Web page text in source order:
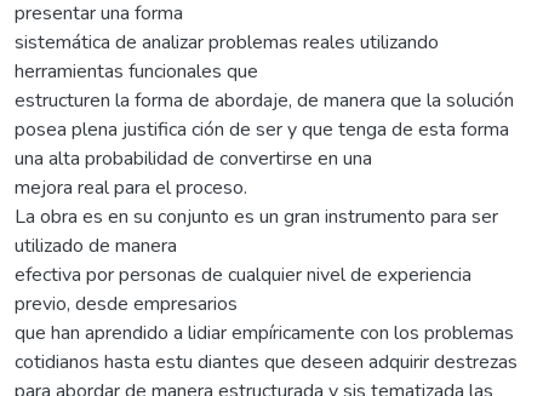
presentar una forma
sistemática de analizar problemas reales utilizando
herramientas funcionales que
estructuren la forma de abordaje, de manera que la solución
posea plena justifica ción de ser y que tenga de esta forma
una alta probabilidad de convertirse en una
mejora real para el proceso.
La obra es en su conjunto es un gran instrumento para ser
utilizado de manera
efectiva por personas de cualquier nivel de experiencia
previo, desde empresarios
que han aprendido a lidiar empíricamente con los problemas
cotidianos hasta estu diantes que deseen adquirir destrezas